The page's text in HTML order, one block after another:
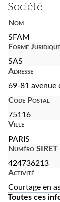
Société
Nom
SFAM
Forme Juridique
SAS
Adresse
69-81 avenue
Code Postal
75116
Ville
PARIS
Numéro SIRET
424736213
Activité
Courtage en
Toutes ces